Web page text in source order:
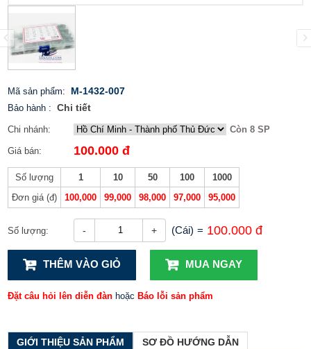
Mã sản phẩm: M-1432-007
Bảo hành : Chi tiết
Chi nhánh: Còn 8 SP
Giá bán: 100.000 đ
Số lượng
Đơn giá (đ)
1
100,000
10
99,000
50
98,000
100
97,000
1000
95,000
Số lượng: - + (Cái) = 100.000 đ
THÊM VÀO GIỎ MUA NGAY
Đặt câu hỏi lên diễn đàn hoặc Báo lỗi sản phẩm
GIỚI THIỆU SẢN PHẨM SƠ ĐỒ HƯỚNG DẪN